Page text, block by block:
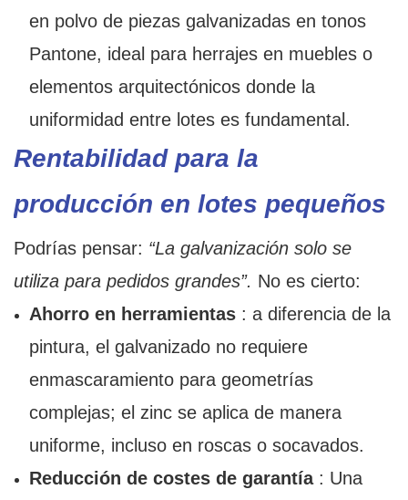
en polvo de piezas galvanizadas en tonos
Pantone, ideal para herrajes en muebles o
elementos arquitectónicos donde la
uniformidad entre lotes es fundamental.
Rentabilidad para la
producción en lotes pequeños
Podrías pensar: “La galvanización solo se
utiliza para pedidos grandes”. No es cierto:
Ahorro en herramientas: a diferencia de la
pintura, el galvanizado no requiere
enmascaramiento para geometrías
complejas; el zinc se aplica de manera
uniforme, incluso en roscas o socavados.
Reducción de costes de garantía: Una